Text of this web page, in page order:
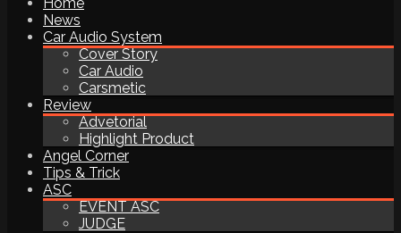
News
Car Audio System
Cover Story
Car Audio
Carsmetic
Review
Advetorial
Highlight Product
Angel Corner
Tips & Trick
ASC
EVENT ASC
JUDGE